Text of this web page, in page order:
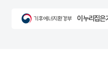
이 누리집은